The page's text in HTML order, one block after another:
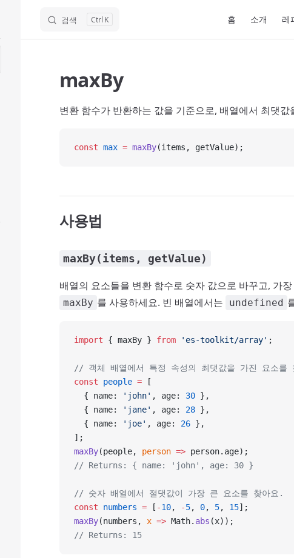
검색 K 홈 소개 레
maxBy
변환 함수가 반환하는 값을 기준으로, 배열에서 최댓
const max = maxBy(items, getValue);
사용법
maxBy(items, getValue)
배열의 요소들을 변환 함수로 숫자 값으로 바꾸고, 가
maxBy 를 사용하세요. 빈 배열에서는 undefined
import { maxBy } from 'es-toolkit/array' ;
// 객체 배열에서 특정 속성의 최댓값을 가진 요소를
const people = [
  { name:
'john' , age: 30 },
  { name:
'jane' , age: 28 },
  { name:
'joe' , age: 26 },
];
maxBy(people, person => person.age);
// Returns: { name: 'john', age: 30 }
// 숫자 배열에서 절댓값이 가장 큰 요소를 찾아요.
const numbers = [ -10, -5, 0, 5, 15];
maxBy(numbers, x => Math. abs (x));
// Returns: 15